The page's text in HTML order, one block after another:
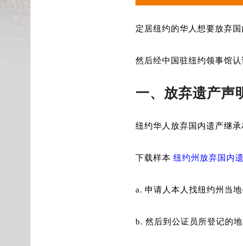
定居纽约的华人想要放弃
然后经中国驻纽约领事馆
一、放弃遗产声
纽约华人放弃国内遗产继
下载样本 纽约州放弃国内
申请人本人找纽约州当
然后到公证员所登记的